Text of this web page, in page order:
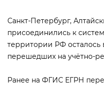
Санкт-Петербург,
присоединились к
территории РФ осталось
перешедших на учётно-
Ранее на ФГИС ЕГРН